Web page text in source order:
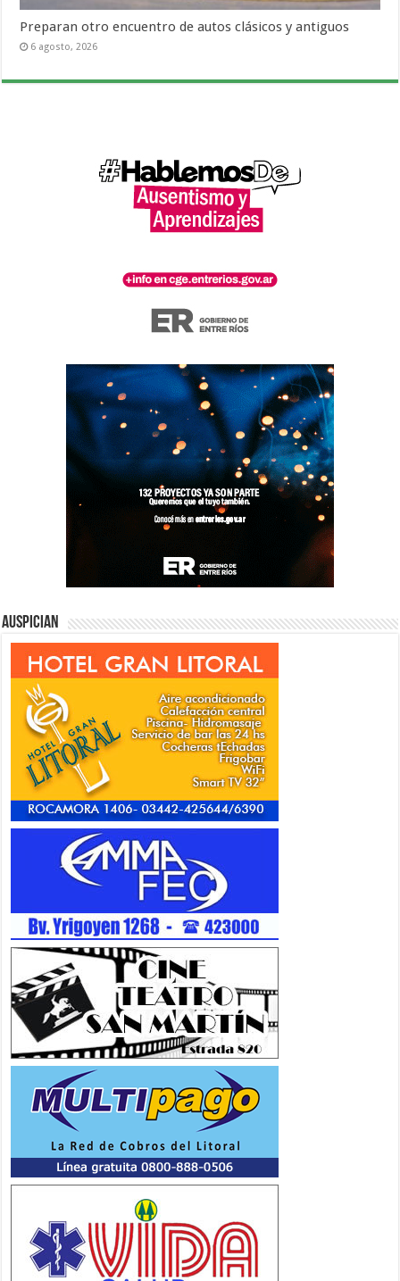
Preparan otro encuentro de autos clásicos y antiguos
6 agosto, 2026
Auspician